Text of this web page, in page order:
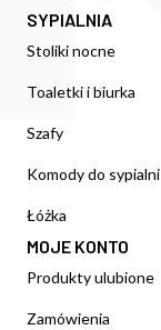
SYPIALNIA
Stoliki nocne
Toaletki i biurka
Szafy
Komody do sypialni
Łóżka
MOJE KONTO
Produkty ulubione
Zamówienia